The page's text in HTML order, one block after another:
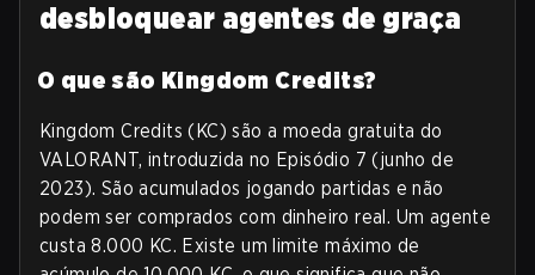
desbloquear agentes de graça
O que são Kingdom Credits?
Kingdom Credits (KC) são a moeda gratuita do
VALORANT, introduzida no Episódio 7 (junho de
2023). São acumulados jogando partidas e não
podem ser comprados com dinheiro real. Um agente
custa 8.000 KC. Existe um limite máximo de